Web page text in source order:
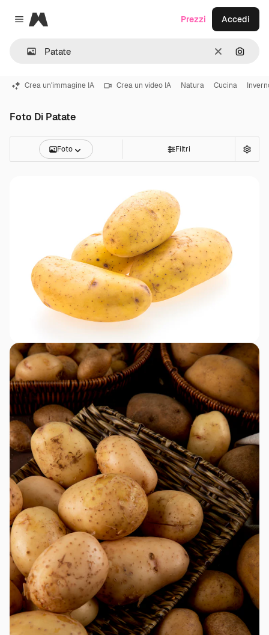
Close menu
Magnific
CancellaCerca
Prezzi Accedi
Crea un'immagine IA Crea un video IA Natura Cucina
Foto Di Patate
Foto Filtri